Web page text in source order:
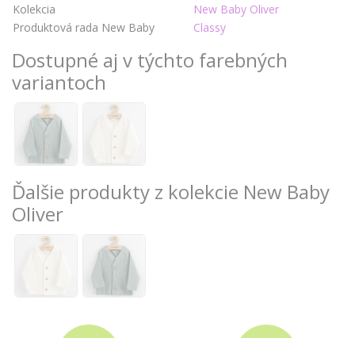
Kolekcia
New Baby Oliver
Produktová rada New Baby
Classy
Dostupné aj v týchto farebných
variantoch
Ďalšie produkty z kolekcie New Baby
Oliver